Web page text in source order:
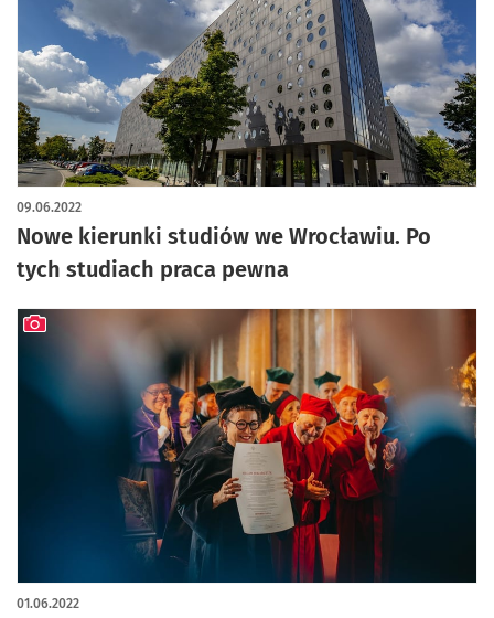
Nowe kierunki studiów we Wrocławiu. Po
tych studiach praca pewna
09.06.2022
01.06.2022
artykuł z galerią zdjęć